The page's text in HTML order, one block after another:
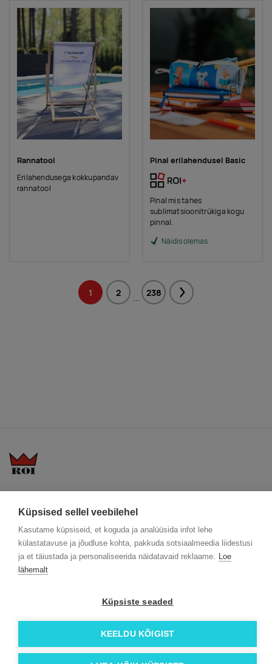
Küpsised sellel veebilehel
Kasutame küpsiseid, et koguda ja analüüsida infot lehe
külastatavuse ja jõudluse kohta, pakkuda sotsiaalmeedia liidestusi
ja et täiustada ja personaliseerida näidatavaid reklaame. Loe
lähemalt
Küpsiste seaded
KEELDU KÕIGIST
Rannatool
Erilahendusega kokkupandav
rannatool
Pinal erilahendusel Basic
Pinal mis tahes
sublimatsioonitrükiga kogu
pinnal.
Näidis olemas
1 2 ... 238 Next
Trükitehnikad
Meist lähemalt
ÖKO reklaamkingitused
Facebook
Instagram
© 2026 Roi OÜ | Kõik õigused on kaitstud.